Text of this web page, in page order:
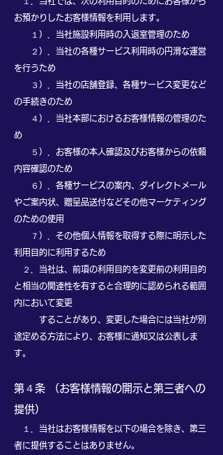
お預かりしたお客様情報を利用します。
１）．当社施設利用時の入退室管理のため
２）．当社の各種サービス利用時の円滑な運営
を行うため
３）．当社の店舗登録、各種サービス変更など
の手続きのため
４）．当社本部におけるお客様情報の管理のた
め
５）．お客様の本人確認及びお客様からの依頼
内容確認のため
６）．各種サービスの案内、ダイレクトメール
やご案内状、贈呈品送付などその他マーケティング
のための使用
７）．その他個人情報を取得する際に明示した
利用目的に利用するため
２．当社は、前項の利用目的を変更前の利用目的
と相当の関連性を有すると合理的に認められる範囲
内において変更
することがあり、変更した場合には当社が別
途定める方法により、お客様に通知又は公表しま
す。
第４条 （お客様情報の開示と第三者への
提供）
１．当社はお客様情報を以下の場合を除き、第三
者に提供することはありません。